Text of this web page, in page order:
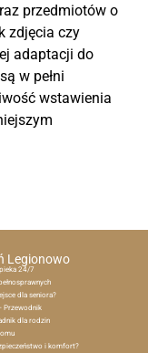
przedmiotów o
zdjęcia czy
adaptacji do
w pełni
wstawienia
Legionowo
24/7
dla seniora?
Przewodnik
dla rodzin
i komfort?